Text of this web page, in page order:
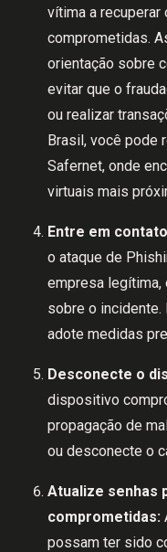
vítima a recuperar
comprometidas.
orientação sobre
evitar que o
ou realizar
Brasil, você pode
Safernet, onde
virtuais mais
Entre em
o ataque de
empresa legítima,
sobre o
adote medidas
Desconecte o
dispositivo
propagação de
ou desconecte o
Atualize senhas
comprometidas:
possam ter sido